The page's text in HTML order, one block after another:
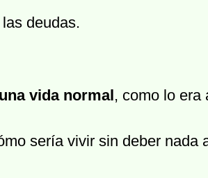
deudas.
una vida normal , como lo era
sería vivir sin deber